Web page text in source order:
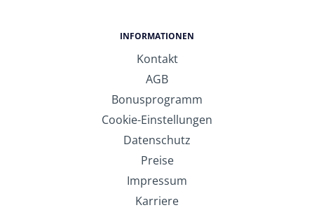
INFORMATIONEN
Kontakt
AGB
Bonusprogramm
Cookie-Einstellungen
Datenschutz
Preise
Impressum
Karriere